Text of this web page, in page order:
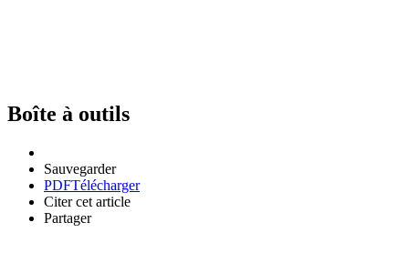
Boîte à outils
Sauvegarder
PDFTélécharger
Citer cet article
Partager